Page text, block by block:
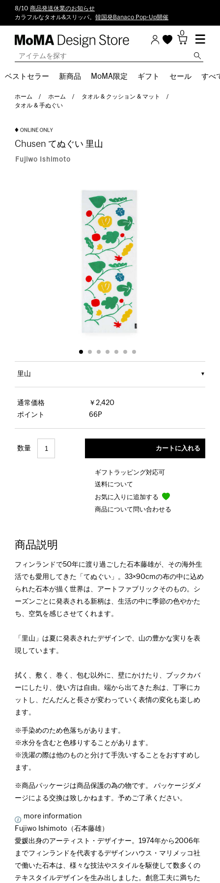
8/10 商品発送休業のお知らせ
カラフルなタオル&スリッパ。 韓国発Banaco Pop-Up開催
0
ベストセラー 新商品 MoMA限定 ギフト セール すべ
ホーム ホーム
タオル & クッション & マット
タオル & 手ぬぐい
Chusen てぬぐい 里山
Fujiwo Ishimoto
里山
通常価格
￥2,420
ポイント
66P
数量
ギフトラッピング対応可
送料について
お気に入りに追加する
商品について問い合わせる
商品説明
フィンランドで50年に渡り過ごした石本藤雄が、その海外生
活でも愛用してきた「てぬぐい」。33×90cmの布の中に込め
られた石本が描く世界は、アートファブリックそのもの。シ
ーズンごとに発表される新柄は、生活の中に季節の色やかた
ち、空気を感じさせてくれます。
「里山」は夏に発表されたデザインで、山の豊かな実りを表
現しています。
拭く、敷く、巻く、包む以外に、壁にかけたり、ブックカバ
ーにしたり、使い方は自由。端から出てきた糸は、丁寧にカ
ットし、だんだんと長さが変わっていく表情の変化も楽しめ
ます。
※手染めのため色落ちがあります。
※水分を含むと色移りすることがあります。
※洗濯の際は他のものと分けて手洗いすることをおすすめし
ます。
※商品パッケージは商品保護の為の物です。 パッケージダメ
ージによる交換は致しかねます。予めご了承ください。
more information
Fujiwo Ishimoto（石本藤雄）
愛媛出身のアーティスト・デザイナー。1974年から2006年
までフィンランドを代表するデザインハウス・マリメッコ社
で働いた石本は、様々な技法やスタイルを駆使して数多くの
テキスタイルデザインを生み出しました。創意工夫に満ちた